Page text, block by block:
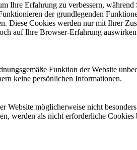
Ihre Erfahrung zu verbessern,
der grundlegenden
Diese Cookies werden nur mit Ihrer
auf Ihre Browser-Erfahrung
Funktion der Website
keine persönlichen Informationen.
Website möglicherweise nicht
werden als nicht erforderliche